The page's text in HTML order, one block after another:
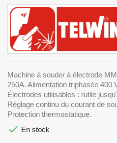
Machine à souder à électrode
250A. Alimentation triphasée 400
Électrodes utilisables : rutile
Réglage continu du courant de
Protection thermostatique.
 En stock